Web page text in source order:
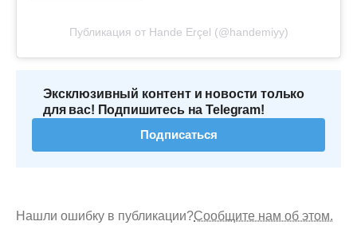
Публикация от Hande Erçel (@handemiyy)
Эксклюзивный контент и новости только
для вас! Подпишитесь на Telegram!
Подписаться
Нашли ошибку в публикации?Сообщите нам об этом.